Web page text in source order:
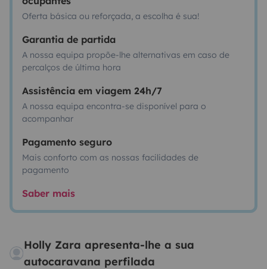
Oferta básica ou reforçada, a escolha é sua!
Garantia de partida
A nossa equipa propõe-lhe alternativas em caso de
percalços de última hora
Assistência em viagem 24h/7
A nossa equipa encontra-se disponível para o
acompanhar
Pagamento seguro
Mais conforto com as nossas facilidades de
pagamento
Saber mais
Holly Zara apresenta-lhe a sua
autocaravana perfilada